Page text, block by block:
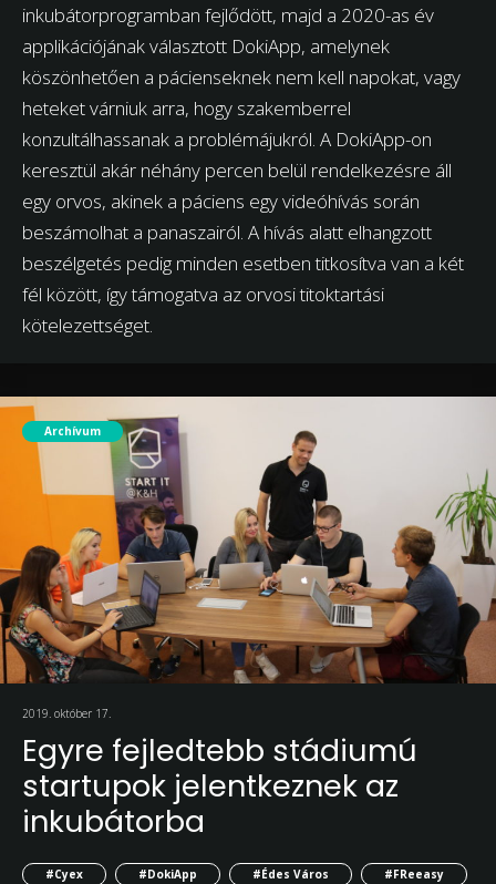
inkubátorprogramban fejlődött, majd a 2020-as év
applikációjának választott DokiApp, amelynek
köszönhetően a pácienseknek nem kell napokat, vagy
heteket várniuk arra, hogy szakemberrel
konzultálhassanak a problémájukról. A DokiApp-on
keresztül akár néhány percen belül rendelkezésre áll
egy orvos, akinek a páciens egy videóhívás során
beszámolhat a panaszairól. A hívás alatt elhangzott
beszélgetés pedig minden esetben titkosítva van a két
fél között, így támogatva az orvosi titoktartási
kötelezettséget.
Archívum
2019. október 17.
Egyre fejledtebb stádiumú
startupok jelentkeznek az
inkubátorba
#Cyex #DokiApp #Édes Város
#FReeasy